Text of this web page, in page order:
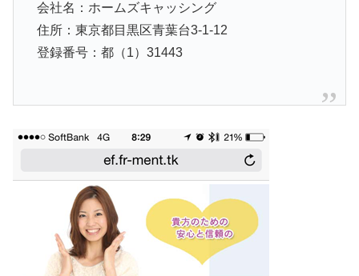
会社名：ホームズキャッシング
住所：東京都目黒区青葉台3-1-12
登録番号：都（1）31443